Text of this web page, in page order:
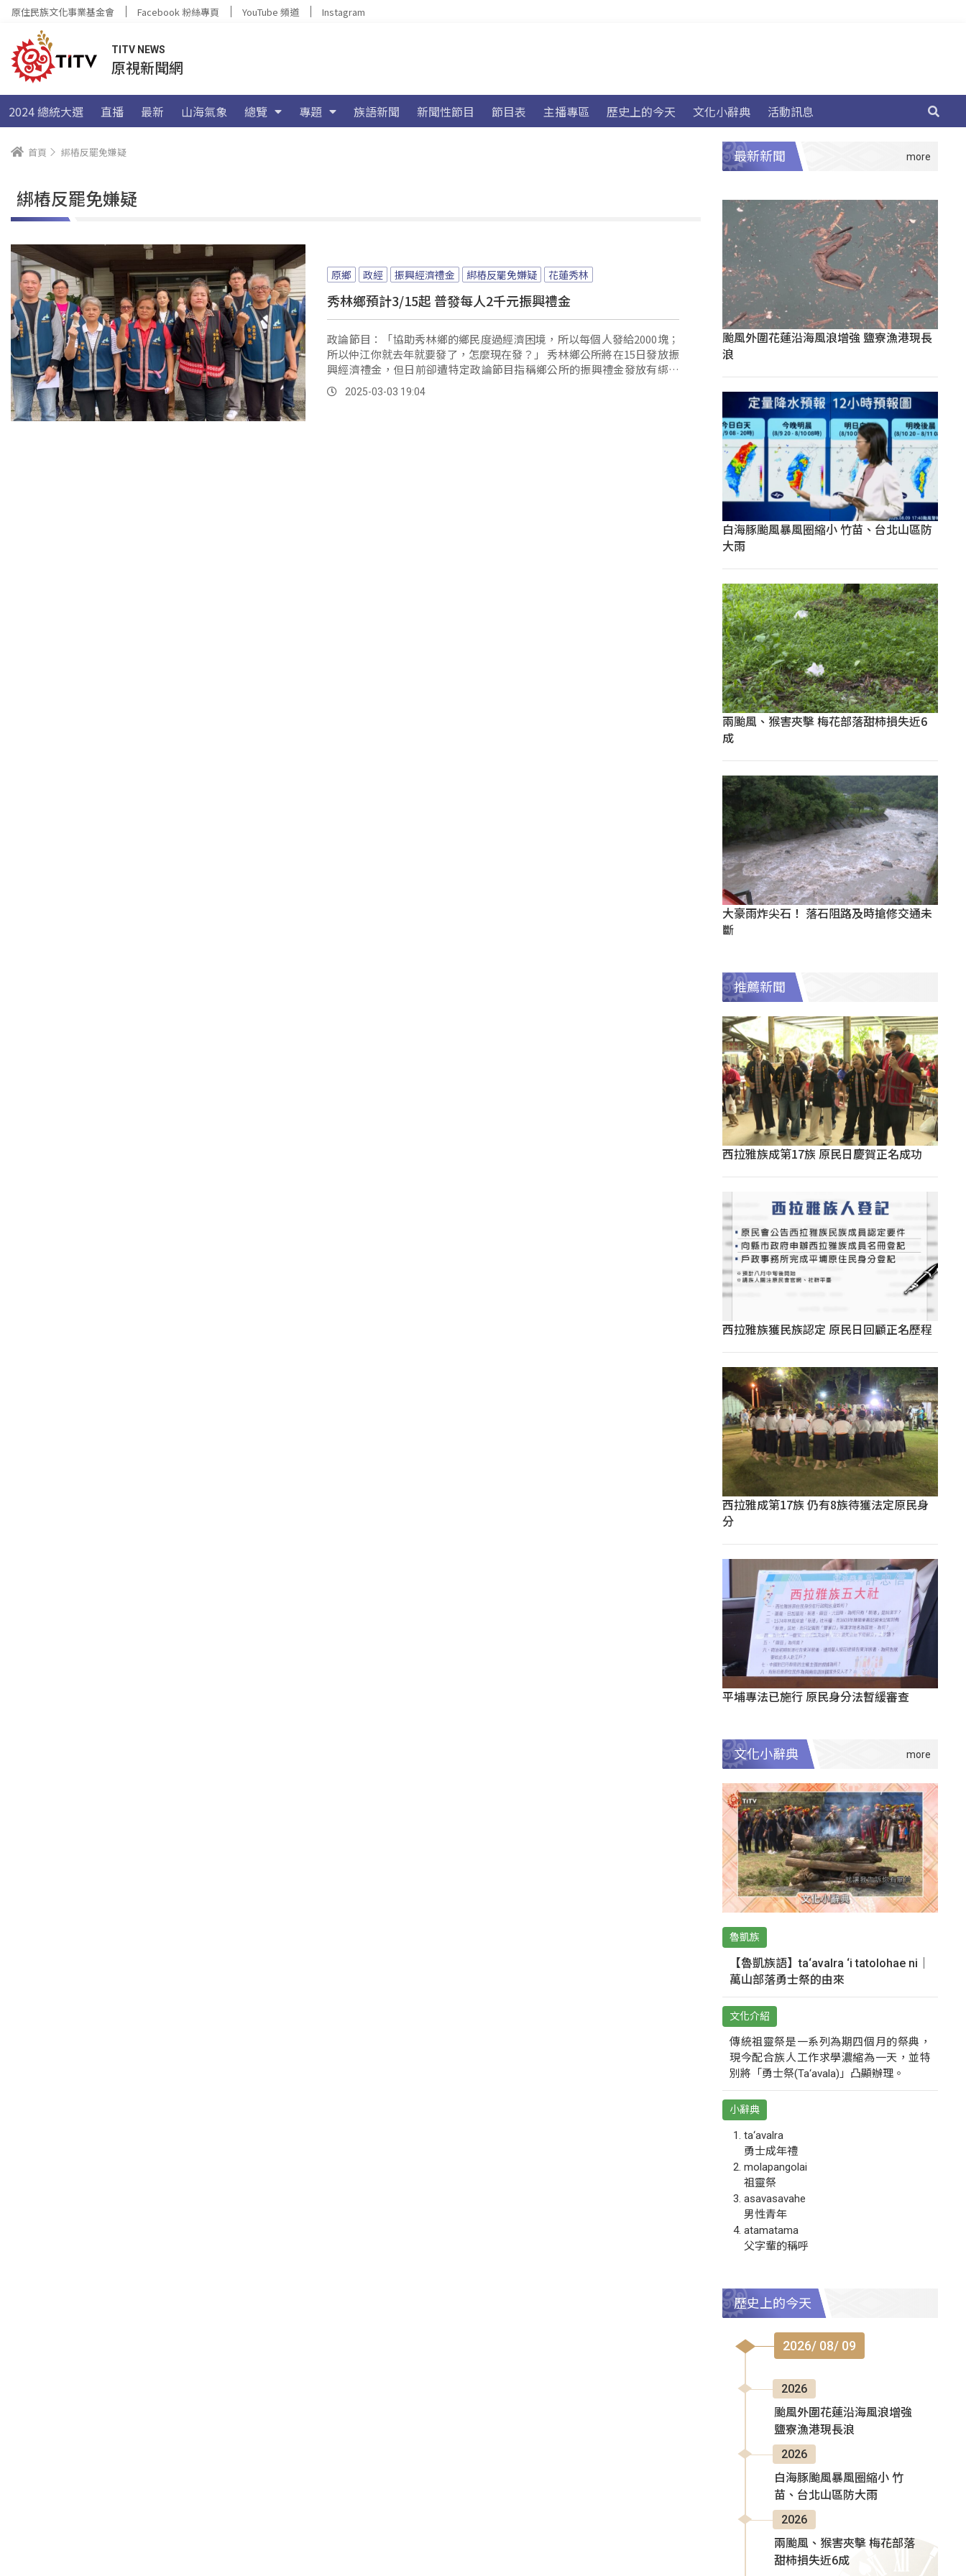
原住民族文化事業基金會 Facebook 粉絲專頁 YouTube 頻道 Instagram
TITV NEWS
原視新聞網
2024 總統大選 直播 最新 山海氣象 總覽 專題 族語新聞 新聞性節目 節目表 主播專區 歷史上的今天 文化小辭典 活動訊息
首頁 綁樁反罷免嫌疑
綁樁反罷免嫌疑
原鄉 政經 振興經濟禮金 綁樁反罷免嫌疑 花蓮秀林
秀林鄉預計3/15起 普發每人2千元振興禮金
政論節目：「協助秀林鄉的鄉民度過經濟困境，所以每個人發給2000塊；
所以仲江你就去年就要發了，怎麼現在發？」 秀林鄉公所將在15日發放振
興經濟禮金，但日前卻遭特定政論節目指稱鄉公所的振興禮金發放有綁樁
反罷免的嫌疑；為此鄉長王玫瑰3日一早特地舉行澄清記者會，她表示去年
就跟代表會討論回饋金剩餘款編列為振興禮金的經費，絕無政論節目所指
2025-03-03 19:04
最新新聞
颱風外圍花蓮沿海風浪增強 鹽寮漁港現長
浪
白海豚颱風暴風圈縮小 竹苗、台北山區防
大雨
兩颱風、猴害夾擊 梅花部落甜柿損失近6
成
大豪雨炸尖石！ 落石阻路及時搶修交通未
斷
推薦新聞
西拉雅族成第17族 原民日慶賀正名成功
西拉雅族獲民族認定 原民日回顧正名歷程
西拉雅成第17族 仍有8族待獲法定原民身
分
平埔專法已施行 原民身分法暫緩審查
文化小辭典
魯凱族
【魯凱族語】ta‘avalra ‘i tatolohae ni｜
萬山部落勇士祭的由來
文化介紹
傳統祖靈祭是一系列為期四個月的祭典，
現今配合族人工作求學濃縮為一天，並特
別將「勇士祭(Ta‘avala)」凸顯辦理。
小辭典
ta‘avalra
勇士成年禮
molapangolai
祖靈祭
asavasavahe
男性青年
atamatama
父字輩的稱呼
歷史上的今天
2026/ 08/ 09
2026
颱風外圍花蓮沿海風浪增強
鹽寮漁港現長浪
2026
白海豚颱風暴風圈縮小 竹
苗、台北山區防大雨
2026
兩颱風、猴害夾擊 梅花部落
甜柿損失近6成